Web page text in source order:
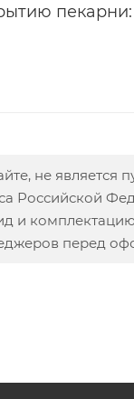
не является
Российской
и
перед